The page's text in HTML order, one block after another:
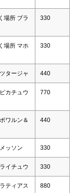
場所 ブラ
330
場所 マホ
330
タージャ 440
カチュウ
770
ワルン＆
440
ッソン 330
イチュウ 330
ティアス 880